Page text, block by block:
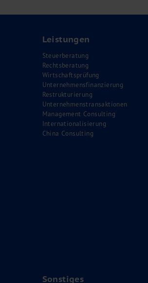
Leistungen
Steuerberatung
Rechtsberatung
Wirtschaftsprüfung
Unternehmensfinanzierung
Restrukturierung
Unternehmenstransaktionen
Management Consulting
Internationalisierung
China Consulting
Sonstiges